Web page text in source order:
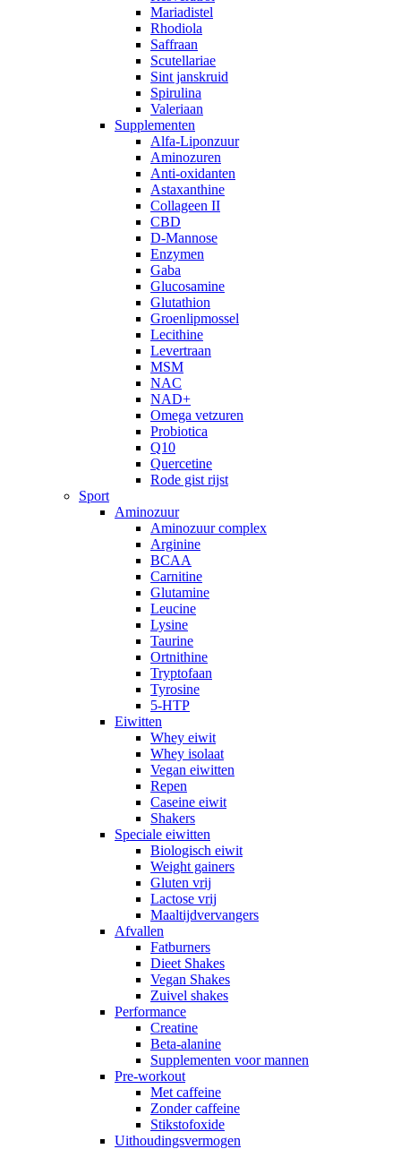
Mariadistel
Rhodiola
Saffraan
Scutellariae
Sint janskruid
Spirulina
Valeriaan
Supplementen
Alfa-Liponzuur
Aminozuren
Anti-oxidanten
Astaxanthine
Collageen II
CBD
D-Mannose
Enzymen
Gaba
Glucosamine
Glutathion
Groenlipmossel
Lecithine
Levertraan
MSM
NAC
NAD+
Omega vetzuren
Probiotica
Q10
Quercetine
Rode gist rijst
Sport
Aminozuur
Aminozuur complex
Arginine
BCAA
Carnitine
Glutamine
Leucine
Lysine
Taurine
Ortnithine
Tryptofaan
Tyrosine
5-HTP
Eiwitten
Whey eiwit
Whey isolaat
Vegan eiwitten
Repen
Caseine eiwit
Shakers
Speciale eiwitten
Biologisch eiwit
Weight gainers
Gluten vrij
Lactose vrij
Maaltijdvervangers
Afvallen
Fatburners
Dieet Shakes
Vegan Shakes
Zuivel shakes
Performance
Creatine
Beta-alanine
Supplementen voor mannen
Pre-workout
Met caffeine
Zonder caffeine
Stikstofoxide
Uithoudingsvermogen